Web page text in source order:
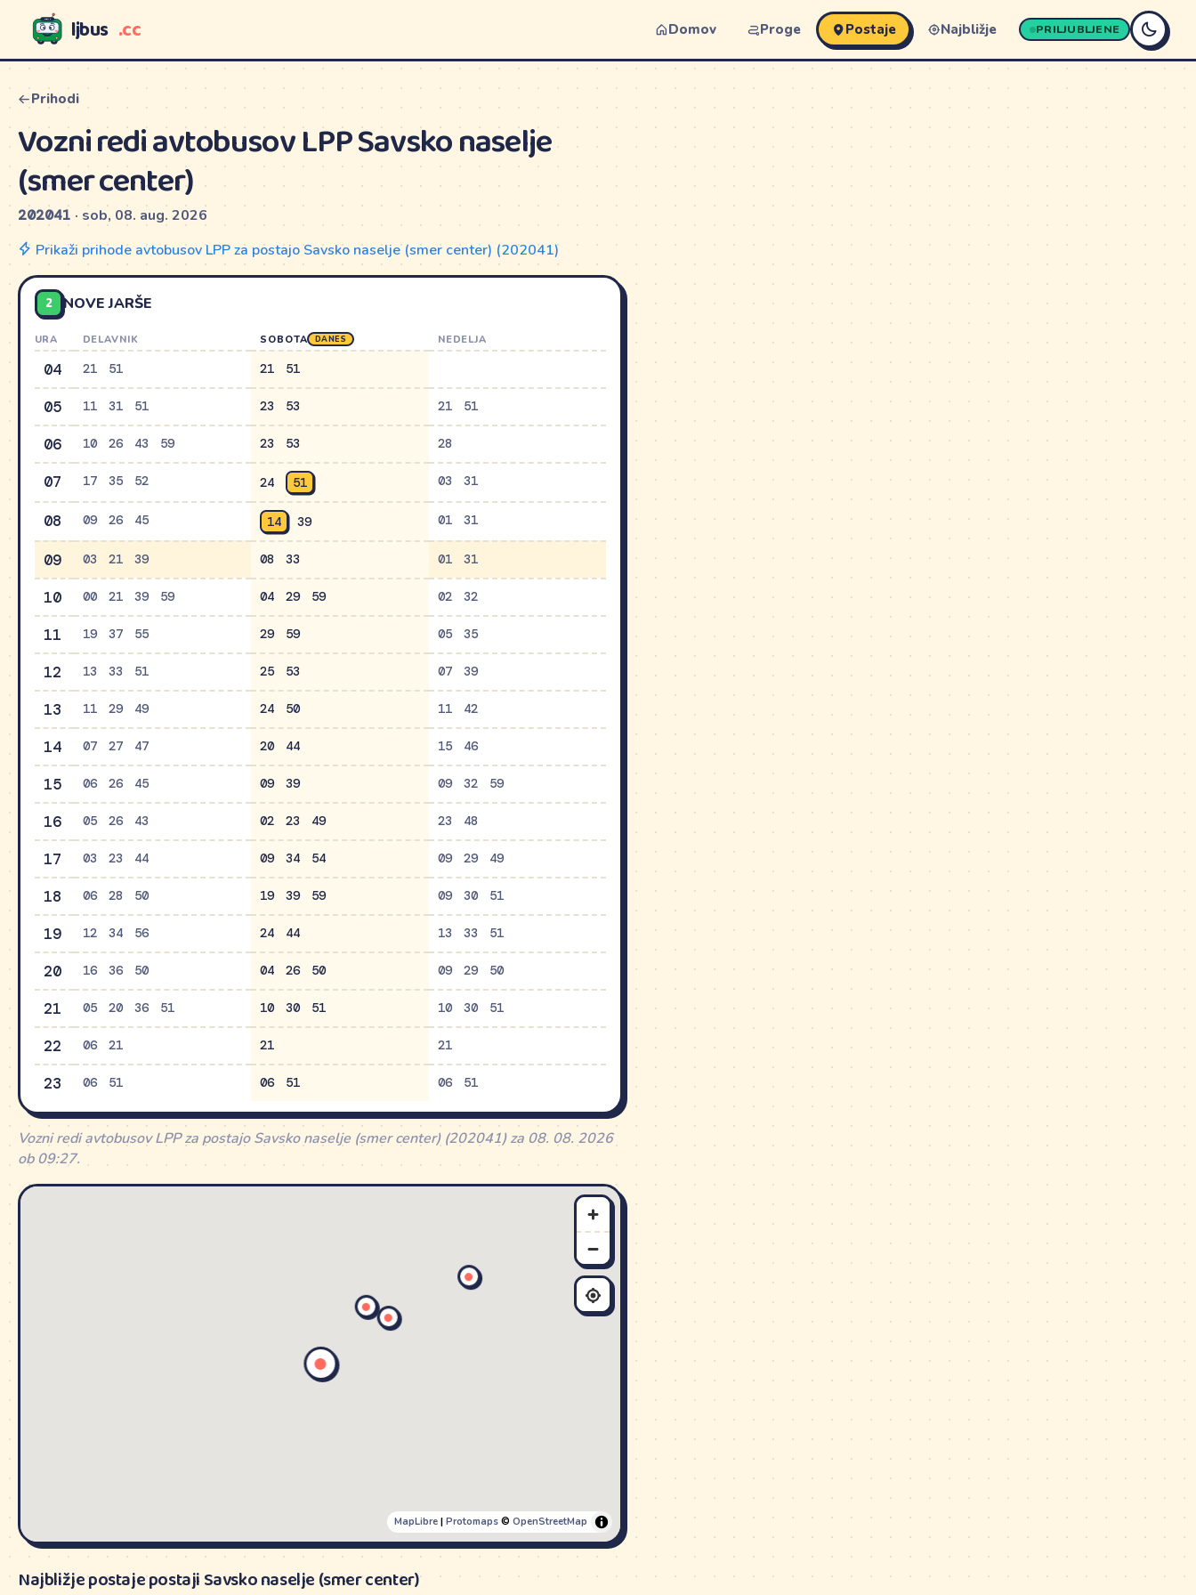
LJBUS ljbus .cc Domov Proge Postaje Najbližje PRILJUBLJENE
Prihodi
Vozni redi avtobusov LPP Savsko naselje
(smer center)
202041 · sob, 08. aug. 2026
Prikaži prihode avtobusov LPP za postajo Savsko naselje (smer center) (202041)
2 NOVE JARŠE
URA DELAVNIK SOBOTA DANES NEDELJA
04 21 51 21 51
05 11 31 51 23 53 21 51
06 10 26 43 59 23 53 28
07 17 35 52 24 51 03 31
08 09 26 45 14 39 01 31
09 03 21 39 08 33 01 31
10 00 21 39 59 04 29 59 02 32
11 19 37 55 29 59 05 35
12 13 33 51 25 53 07 39
13 11 29 49 24 50 11 42
14 07 27 47 20 44 15 46
15 06 26 45 09 39 09 32 59
16 05 26 43 02 23 49 23 48
17 03 23 44 09 34 54 09 29 49
18 06 28 50 19 39 59 09 30 51
19 12 34 56 24 44 13 33 51
20 16 36 50 04 26 50 09 29 50
21 05 20 36 51 10 30 51 10 30 51
22 06 21 21 21
23 06 51 06 51 06 51
Vozni redi avtobusov LPP za postajo Savsko naselje (smer center) (202041) za 08. 08. 2026
ob 09:27.
MapLibre| Protomaps© OpenStreetMap
Najbližje postaje postaji Savsko naselje (smer center)